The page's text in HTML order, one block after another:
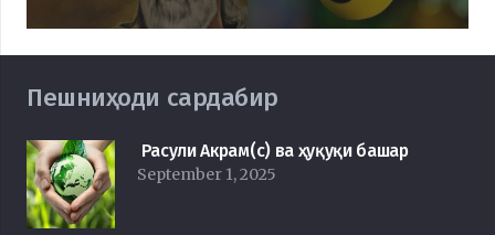
Пешниҳоди сардабир
Расули Акрам(с) ва ҳуқуқи башар
September 1, 2025